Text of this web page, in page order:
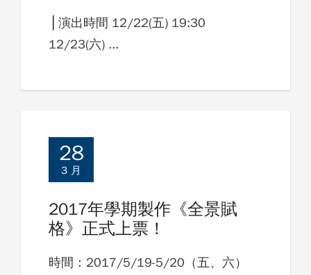
⎪演出時間 12/22(五) 19:30
12/23(六) ...
28
3 月
2017年學期製作《全景賦
格》正式上票！
時間：2017/5/19-5/20（五、六）